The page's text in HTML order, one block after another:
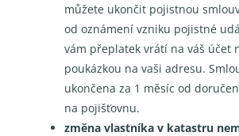
můžete ukončit pojistnou
od oznámení vzniku pojistné
vám přeplatek vrátí na váš účet
poukázkou na vaši adresu.
ukončena za 1 měsíc od
na pojišťovnu.
změna vlastníka v katastru